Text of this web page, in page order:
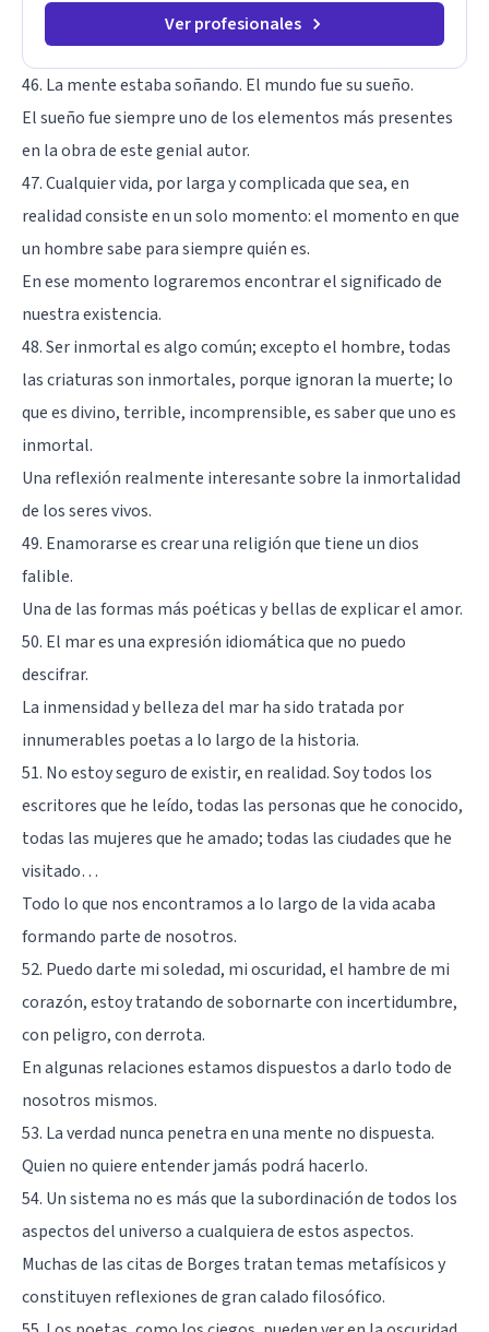
Ver profesionales
46. La mente estaba soñando. El mundo fue su sueño.
El sueño fue siempre uno de los elementos más presentes
en la obra de este genial autor.
47. Cualquier vida, por larga y complicada que sea, en
realidad consiste en un solo momento: el momento en que
un hombre sabe para siempre quién es.
En ese momento lograremos encontrar el significado de
nuestra existencia.
48. Ser inmortal es algo común; excepto el hombre, todas
las criaturas son inmortales, porque ignoran la muerte; lo
que es divino, terrible, incomprensible, es saber que uno es
inmortal.
Una reflexión realmente interesante sobre la inmortalidad
de los seres vivos.
49. Enamorarse es crear una religión que tiene un dios
falible.
Una de las formas más poéticas y bellas de explicar el amor.
50. El mar es una expresión idiomática que no puedo
descifrar.
La inmensidad y belleza del mar ha sido tratada por
innumerables poetas a lo largo de la historia.
51. No estoy seguro de existir, en realidad. Soy todos los
escritores que he leído, todas las personas que he conocido,
todas las mujeres que he amado; todas las ciudades que he
visitado…
Todo lo que nos encontramos a lo largo de la vida acaba
formando parte de nosotros.
52. Puedo darte mi soledad, mi oscuridad, el hambre de mi
corazón, estoy tratando de sobornarte con incertidumbre,
con peligro, con derrota.
En algunas relaciones estamos dispuestos a darlo todo de
nosotros mismos.
53. La verdad nunca penetra en una mente no dispuesta.
Quien no quiere entender jamás podrá hacerlo.
54. Un sistema no es más que la subordinación de todos los
aspectos del universo a cualquiera de estos aspectos.
Muchas de las citas de Borges tratan temas metafísicos y
constituyen reflexiones de gran calado filosófico.